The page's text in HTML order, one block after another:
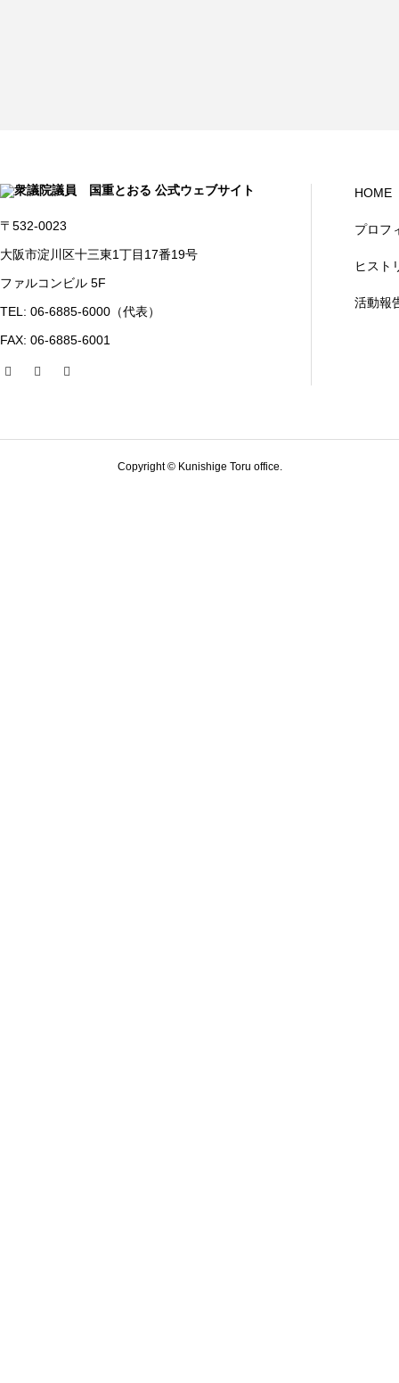
〒532-0023
大阪市淀川区十三東1丁目17番19号
ファルコンビル 5F
TEL: 06-6885-6000（代表）
FAX: 06-6885-6001
HOME
プロフ
ヒスト
活動報
Copyright © Kunishige Toru office.